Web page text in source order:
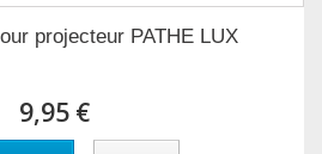
projecteur PATHE LUX
9,95 €